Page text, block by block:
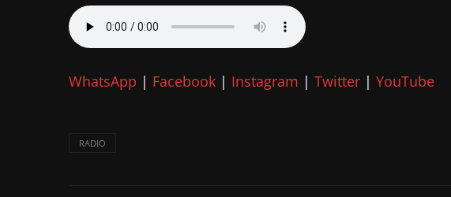
WhatsApp | Facebook | Instagram | Twitter | YouTube
RADIO